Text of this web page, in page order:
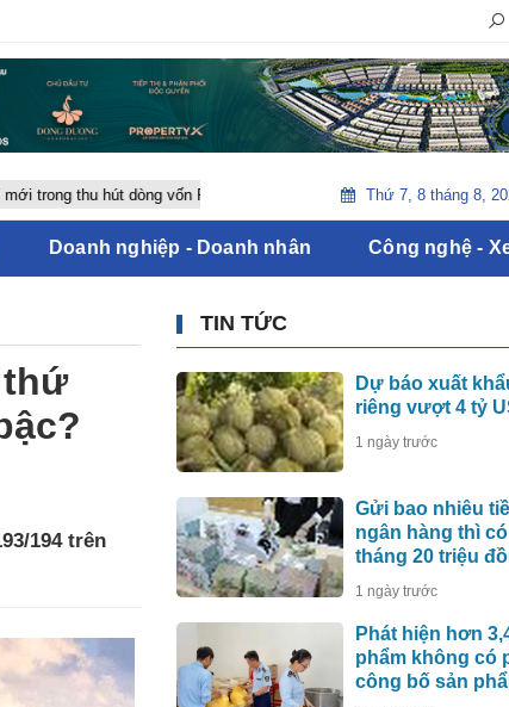
thu hút dòng vốn FDI Tiêu Điểm : Bầu cử Tổng Thống Mỹ
Thứ 7, 8 tháng 8,
Doanh nghiệp - Doanh nhân Công nghệ -
thứ
194 trên
TIN TỨC
Dự báo xuất
riêng vượt 4 tỷ
1 ngày trước
Gửi bao nhiêu
ngân hàng thì
tháng 20 triệu
1 ngày trước
Phát hiện hơn
phẩm không có
công bố sản